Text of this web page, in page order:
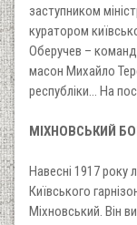
заступником
куратором
Оберучев –
масон Михайло
республіки... На
МІХНОВСЬКИЙ
Навесні 1917 року
Київського
Міхновський. Він